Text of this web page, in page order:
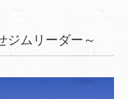
ジムリーダー～